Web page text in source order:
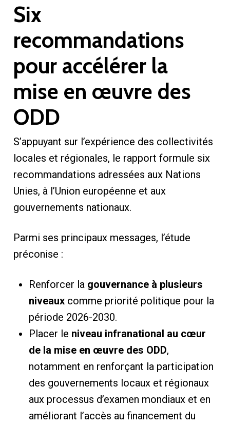
Six
recommandations
pour accélérer la
mise en œuvre des
ODD
S’appuyant sur l’expérience des collectivités
locales et régionales, le rapport formule six
recommandations adressées aux Nations
Unies, à l’Union européenne et aux
gouvernements nationaux.
Parmi ses principaux messages, l’étude
préconise :
Renforcer la gouvernance à plusieurs
niveauxcomme priorité politique pour la
période 2026-2030.
Placer le niveau infranational au cœur
de la mise en œuvre des ODD,
notamment en renforçant la participation
des gouvernements locaux et régionaux
aux processus d’examen mondiaux et en
améliorant l’accès au financement du